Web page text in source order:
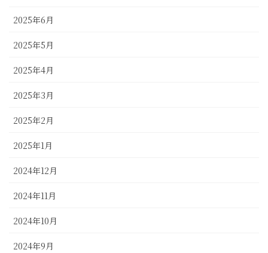
2025年6月
2025年5月
2025年4月
2025年3月
2025年2月
2025年1月
2024年12月
2024年11月
2024年10月
2024年9月